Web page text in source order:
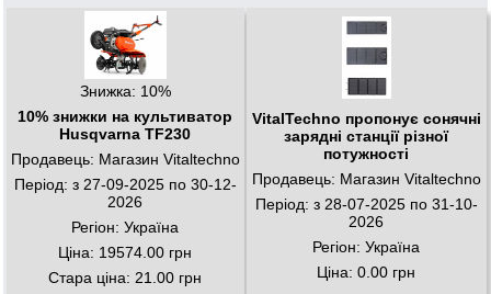
Знижка: 10%
10% знижки на культиватор
Husqvarna TF230
Продавець: Магазин Vitaltechno
Період: з 27-09-2025 по 30-12-
2026
Регіон: Україна
Ціна: 19574.00 грн
Стара ціна: 21.00 грн
VitalTechno пропонує сонячні
зарядні станції різної
потужності
Продавець: Магазин Vitaltechno
Період: з 28-07-2025 по 31-10-
2026
Регіон: Україна
Ціна: 0.00 грн